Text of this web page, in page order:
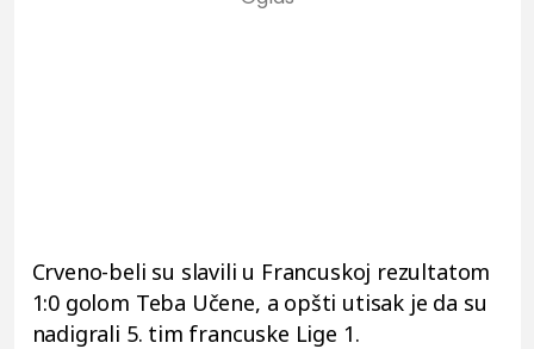
Crveno-beli su slavili u Francuskoj rezultatom
1:0 golom Teba Učene, a opšti utisak je da su
nadigrali 5. tim francuske Lige 1.